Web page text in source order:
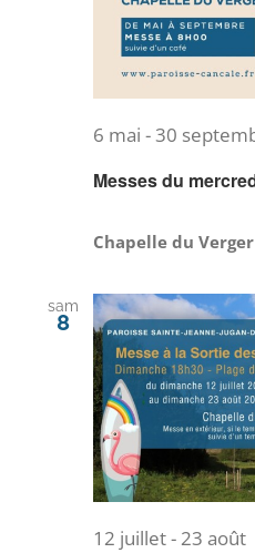
Messes du
6 mai -30
Chapelle du Verger
sam
8
12 juillet- 23 août